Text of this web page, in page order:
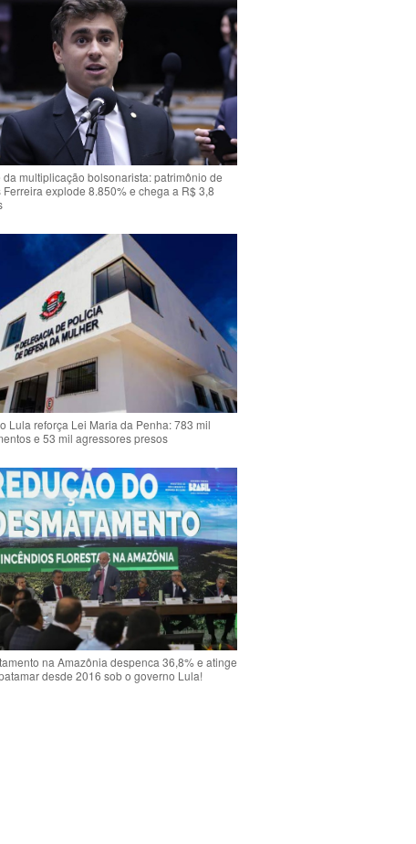
da multiplicação bolsonarista: patrimônio de
Ferreira explode 8.850% e chega a R$ 3,8
Lula reforça Lei Maria da Penha: 783 mil
e 53 mil agressores presos
na Amazônia despenca 36,8% e atinge
desde 2016 sob o governo Lula!